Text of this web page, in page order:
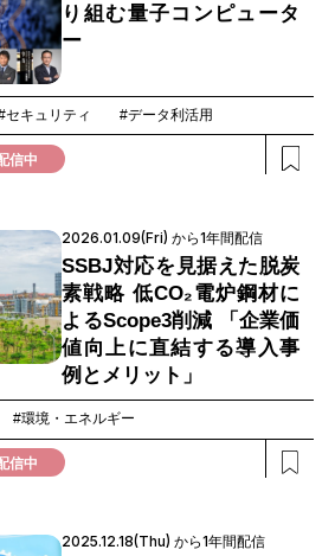
り組む量子コンピュータ
ー
セキュリティ #データ利活用
信中
2026.01.09(Fri) から1年間配信
SSBJ対応を見据えた脱炭
素戦略 低CO₂電炉鋼材に
よるScope3削減 「企業価
値向上に直結する導入事
例とメリット」
#環境・エネルギー
信中
2025.12.18(Thu) から1年間配信